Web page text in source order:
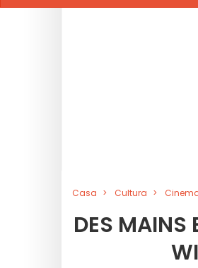
Casa Cultura
DES MAINS